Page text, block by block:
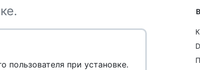
пользователя при установке.